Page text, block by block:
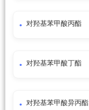
对羟基苯甲酸丙酯
对羟基苯甲酸丁酯
对羟基苯甲酸异丙酯